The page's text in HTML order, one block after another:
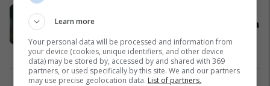
sulmuesit anglez në rast se dështon
Alexander Isak
Premier League 19/04/2025
Learn more
Your personal data will be processed and information from
your device (cookies, unique identifiers, and other device
data) may be stored by, accessed by and shared with 369
partners, or used specifically by this site. We and our partners
may use precise geolocation data. List of partners.